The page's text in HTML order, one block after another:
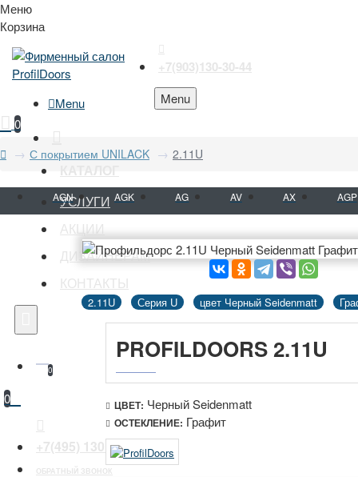
Меню
Корзина
Menu
КАТАЛОГ
УСЛУГИ
АКЦИИ
ДИЗАЙНЕРАМ
КОНТАКТЫ
0
0
+7(495) 130 30 44
ОБРАТНЫЙ ЗВОНОК
+7(903)130-30-44
Menu
0
С покрытием UNILACK 2.11U
AGN AGK AG AV AX AGP
2.11U Серия U цвет Черный Seidenmatt
PROFILDOORS 2.11U
ЦВЕТ: Черный Seidenmatt
ОСТЕКЛЕНИЕ: Графит